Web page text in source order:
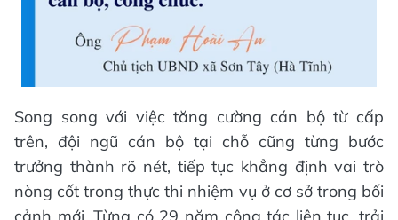
Song song với việc tăng cường cán bộ từ cấp
trên, đội ngũ cán bộ tại chỗ cũng từng bước
trưởng thành rõ nét, tiếp tục khẳng định vai trò
nòng cốt trong thực thi nhiệm vụ ở cơ sở trong bối